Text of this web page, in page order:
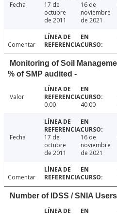
Fecha
17 de
octubre
de 2011
16 de
noviembre
de 2021
Comentar
Monitoring of Soil
% of SMP audited -
Valor
0.00
40.00
Fecha
17 de
octubre
de 2011
16 de
noviembre
de 2021
Comentar
Number of IDSS / SNIA Users